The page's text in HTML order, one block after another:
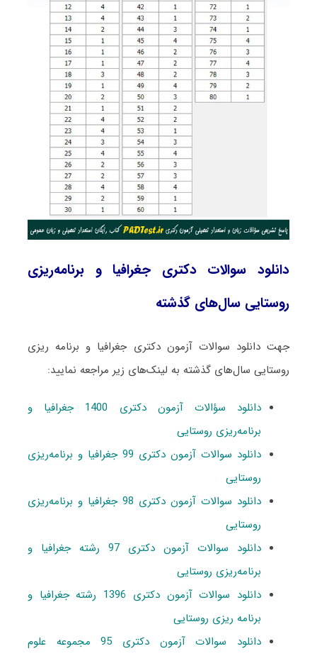
دانلود سوالات دکتری جغرافیا و برنامه‌ریزی
روستایی سال‌های گذشته
جهت دانلود سوالات آزمون دکتری جغرافیا و برنامه ریزی
روستایی سال‌های گذشته به لینک‌های زیر مراجعه نمایید:
دانلود سؤالات آزمون دکتری 1400 جغرافیا و
برنامه‌ریزی روستایی
دانلود سوالات آزمون دکتری 99 جغرافیا و برنامه‌ریزی
روستایی
دانلود سوالات آزمون دکتری 98 جغرافیا و برنامه‌ریزی
روستایی
دانلود سوالات آزمون دکتری 97 رشته جغرافیا و
برنامه‌ریزی روستایی
دانلود سوالات آزمون دکتری 1396 رشته جغرافیا و
برنامه ریزی روستایی
دانلود سوالات آزمون دکتری 95 مجموعه علوم